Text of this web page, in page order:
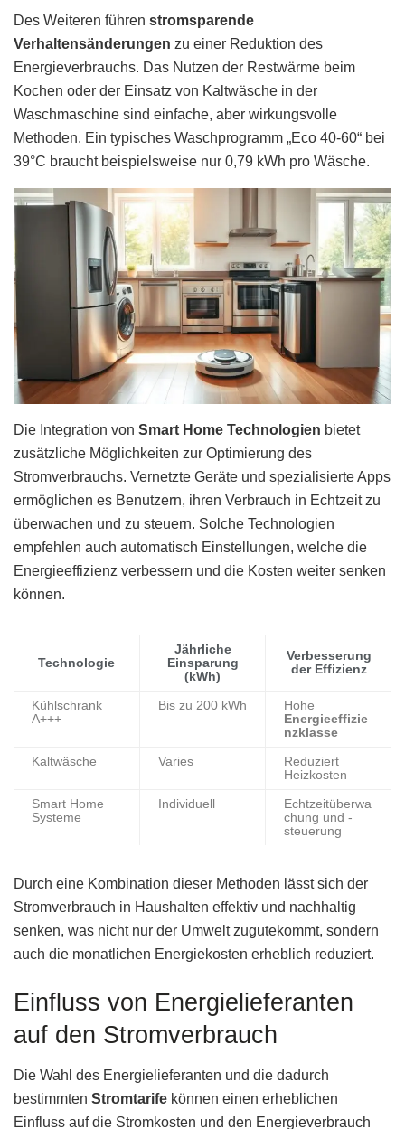
Des Weiteren führen stromsparende
Verhaltensänderungen zu einer Reduktion des
Energieverbrauchs. Das Nutzen der Restwärme beim
Kochen oder der Einsatz von Kaltwäsche in der
Waschmaschine sind einfache, aber wirkungsvolle
Methoden. Ein typisches Waschprogramm „Eco 40-60“ bei
39°C braucht beispielsweise nur 0,79 kWh pro Wäsche.
Die Integration von Smart Home Technologien bietet
zusätzliche Möglichkeiten zur Optimierung des
Stromverbrauchs. Vernetzte Geräte und spezialisierte Apps
ermöglichen es Benutzern, ihren Verbrauch in Echtzeit zu
überwachen und zu steuern. Solche Technologien
empfehlen auch automatisch Einstellungen, welche die
Energieeffizienz verbessern und die Kosten weiter senken
können.
Technologie
Jährliche
Einsparung
(kWh)
Verbesserung
der Effizienz
Kühlschrank
A+++
Bis zu 200 kWh
Hohe
Energieeffizie
nzklasse
Kaltwäsche Varies
Reduziert
Heizkosten
Smart Home
Systeme
Individuell
Echtzeitüberwa
chung und -
steuerung
Durch eine Kombination dieser Methoden lässt sich der
Stromverbrauch in Haushalten effektiv und nachhaltig
senken, was nicht nur der Umwelt zugutekommt, sondern
auch die monatlichen Energiekosten erheblich reduziert.
Einfluss von Energielieferanten
auf den Stromverbrauch
Die Wahl des Energielieferanten und die dadurch
bestimmten Stromtarife können einen erheblichen
Einfluss auf die Stromkosten und den Energieverbrauch